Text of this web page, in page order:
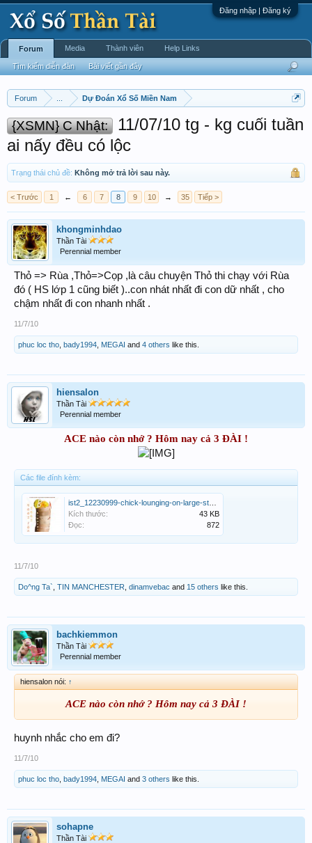
Đăng nhập | Đăng ký
Forum Dự Đoán Xổ Số Miền Nam
{XSMN} C Nhật:
11/07/10 tg - kg cuối tuần
ai nấy đều có lộc
Trạng thái chủ đề: Không mở trả lời sau này.
< Trước 1 ← 6 7 8 9 10 → 35 Tiếp >
khongminhdao
Thần Tài
Perennial member
Thỏ => Rùa ,Thỏ=>Cọp ,là câu chuyện Thỏ thi chạy với Rùa
đó ( HS lớp 1 cũng biết )..con nhát nhất đi con dữ nhất , cho
chậm nhất đi con nhanh nhất .
11/7/10
phuc loc tho bady1994 MEGAI and 4 others like this.
hiensalon
Thần Tài
Perennial member
ACE nào còn nhớ ? Hôm nay cả 3 ĐÀI !
Các file đính kèm:
Kích thước:
43 KB
Đọc:
872
11/7/10
Do^ng Ta` TIN MANCHESTER dinamvebac and 15 others like this.
bachkiemmon
Thần Tài
Perennial member
hiensalon nói: ↑
ACE nào còn nhớ ? Hôm nay cả 3 ĐÀI !
huynh nhắc cho em đi?
11/7/10
phuc loc tho bady1994 MEGAI and 3 others like this.
sohapne
Thần Tài
Forum
Tìm kiếm diễn đàn Bài viết gần đây
Media Thành viên Help Links